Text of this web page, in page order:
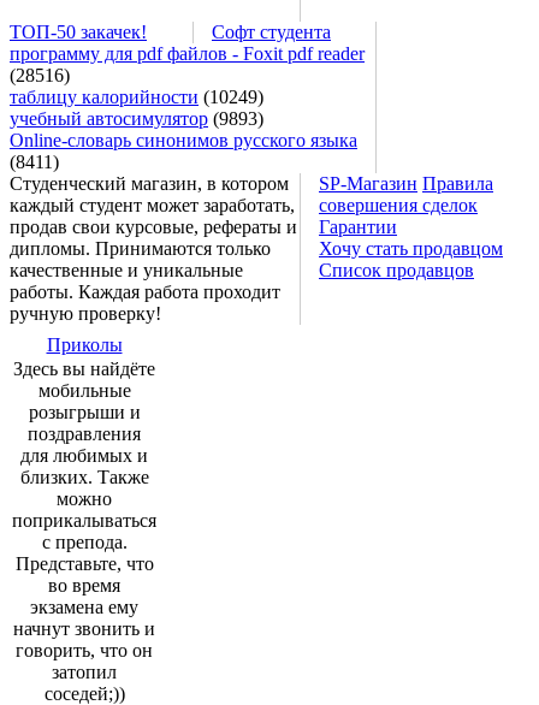
ТОП-50 закачек!
Софт студента
программу для pdf файлов - Foxit pdf reader
(28516)
таблицу калорийности (10249)
учебный автосимулятор (9893)
Online-словарь синонимов русского языка
(8411)
Студенческий магазин, в котором
каждый студент может заработать,
продав свои курсовые, рефераты и
дипломы. Принимаются только
качественные и уникальные
работы. Каждая работа проходит
ручную проверку!
SP-Магазин Правила
совершения сделок
Гарантии
Хочу стать продавцом
Список продавцов
Приколы
Здесь вы найдёте
мобильные
розыгрыши и
поздравления
для любимых и
близких. Также
можно
поприкалываться
с препода.
Представьте, что
во время
экзамена ему
начнут звонить и
говорить, что он
затопил
соседей;))